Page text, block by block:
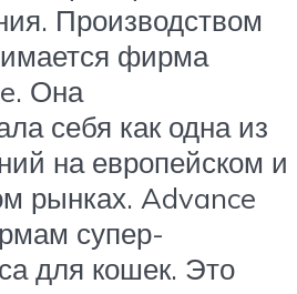
Производством
фирма
Она
себя как одна из
на европейском и
рынках. Advance
супер-
для кошек. Это